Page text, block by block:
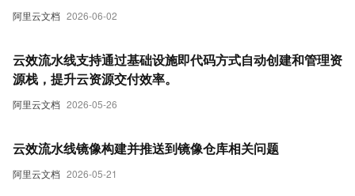
阿里云文档 2026-06-02
阿里云文档 2026-05-26
云效流水线支持通过基础设施即代码方式自动创建和管理资
源栈，提升云资源交付效率。
阿里云文档 2026-05-21
云效流水线镜像构建并推送到镜像仓库相关问题